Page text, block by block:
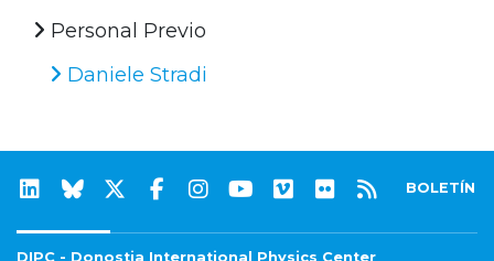
Personal Previo
Daniele Stradi
BOLETÍN
DIPC - Donostia International Physics Center